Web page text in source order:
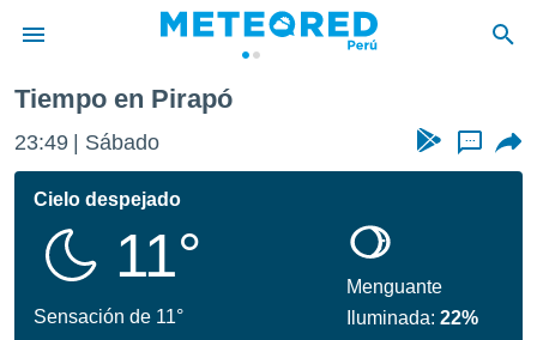
de
ha sido
calidad.
a este
Tiempo en Pirapó
23:49 Sábado ...
Cielo despejado
11°
Sensación de 11°
Menguante
Iluminada:22%